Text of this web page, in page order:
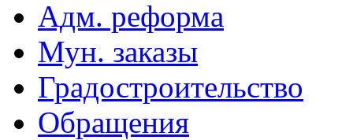
Адм. реформа
Мун. заказы
Градостроительство
Обращения